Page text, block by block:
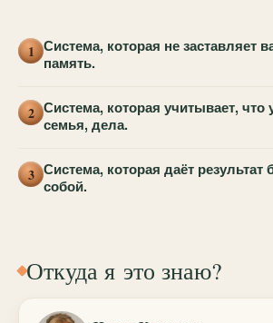
1 Система, которая не заставляет
память.
2 Система, которая учитывает, что
семья, дела.
3 Система, которая даёт результат
собой.
Откуда я это знаю?